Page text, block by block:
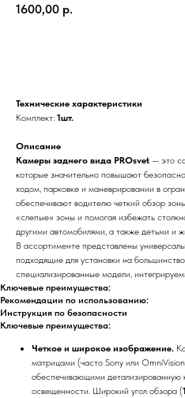
1600,00 р.
Технические характеристики
Комплект: 1шт.
Описание
Камеры заднего вида PROsvet — это
которые значительно повышают
ходом, парковке и маневрировании в
обеспечивают водителю четкий обзор
«слепые» зоны и помогая избежать
другими автомобилями, а также детьми и
В ассортименте представлены
подходящие для установки на
специализированные модели,
Ключевые преимущества:
Рекомендации по использованию:
Инструкция по безопасности
Ключевые преимущества:
Четкое и широкое изображение.
матрицами (часто Sony или
обеспечивающими детализированную
освещенности. Широкий угол обзора (